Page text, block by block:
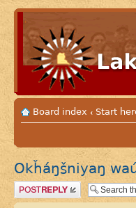
Board index ‹ Start
Okȟáŋšniyaŋ
Post a reply